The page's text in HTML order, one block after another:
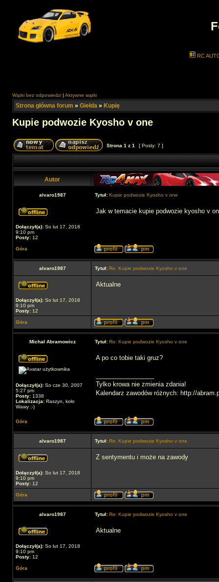
RC
Wątki bez odpowiedzi | Aktywne wątki
Strona główna forum » Giełda » Kupię
Kupie podwozie Kyosho v one
Strona 1 z 1 [ Posty: 7 ]
Autor
alvaro1987 Tytuł: Kupie podwozie Kyosho v one
Dołączył(a): So lut 17, 2018
9:10 pm
Posty: 12
Jak w temacie kupie podwozie kyosho v
Góra
alvaro1987 Tytuł: Re: Kupie podwozie Kyosho v one
Dołączył(a): So lut 17, 2018
9:10 pm
Posty: 12
Aktualne
Góra
Michał Abramowicz Tytuł: Re: Kupie podwozie Kyosho v one
Dołączył(a): So cze 30, 2007
5:27 pm
Posty: 1338
Lokalizacja: Raszyn, koło
Wawy ;-)
A po co tobie taki gruz?
Tylko krowa nie zmienia zdania!
Kalendarz zawodów różnych: http://
Góra
alvaro1987 Tytuł: Re: Kupie podwozie Kyosho v one
Dołączył(a): So lut 17, 2018
9:10 pm
Posty: 12
Z sentymentu i może na zawody
Góra
alvaro1987 Tytuł: Re: Kupie podwozie Kyosho v one
Dołączył(a): So lut 17, 2018
9:10 pm
Posty: 12
Aktualne
Góra